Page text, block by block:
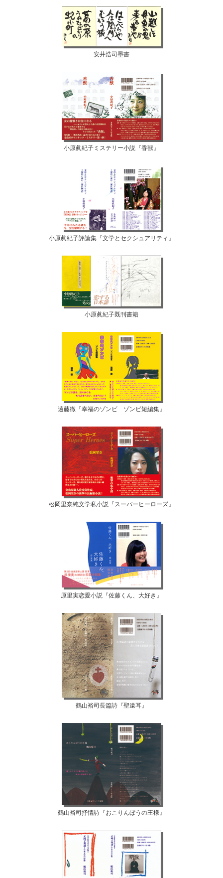
安井浩司墨書
小原眞紀子ミステリー小説『香獣』
小原眞紀子評論集『文学とセクシュアリティ』
小原眞紀子既刊書籍
遠藤徹『幸福のゾンビ ゾンビ短編集』
松岡里奈純文学私小説『スーパーヒーローズ』
原里実恋愛小説『佐藤くん、大好き』
鶴山裕司長篇詩『聖遠耳』
鶴山裕司抒情詩『おこりんぼうの王様』